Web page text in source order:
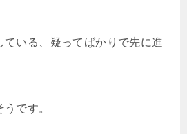
いる、疑ってばかりで先に進
です。